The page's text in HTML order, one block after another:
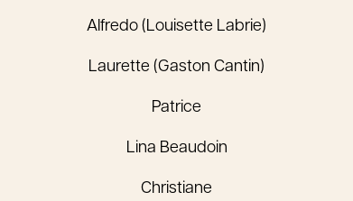
Alfredo (Louisette Labrie)
Laurette (Gaston Cantin)
Patrice
Lina Beaudoin
Christiane